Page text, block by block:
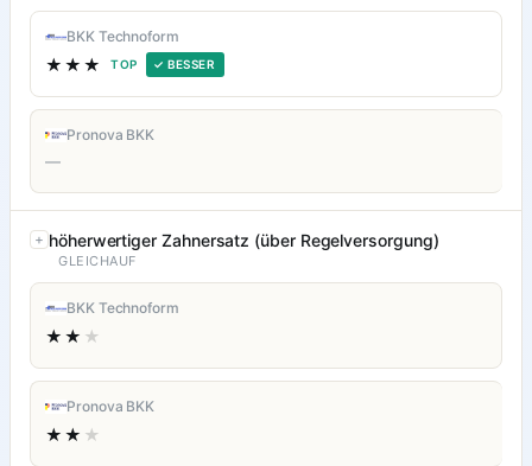
BKK Technoform
★★★ TOP ✓ BESSER
Pronova BKK
—
höherwertiger Zahnersatz (über Regelversorgung)
GLEICHAUF
BKK Technoform
★★ ★
Pronova BKK
★★ ★